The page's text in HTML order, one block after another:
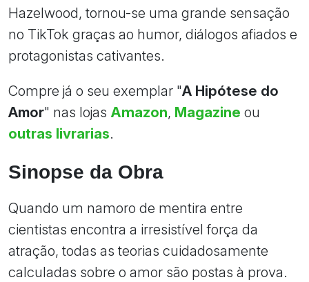
Hazelwood, tornou-se uma grande sensação
no TikTok graças ao humor, diálogos afiados e
protagonistas cativantes.
Compre já o seu exemplar "A Hipótese do
Amor" nas lojas Amazon, Magazine ou
outras livrarias.
Sinopse da Obra
Quando um namoro de mentira entre
cientistas encontra a irresistível força da
atração, todas as teorias cuidadosamente
calculadas sobre o amor são postas à prova.